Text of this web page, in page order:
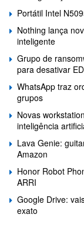
Portátil Intel
Nothing lança
inteligente
Grupo de
para desativar
WhatsApp traz
grupos
Novas
inteligência
Lava Genie:
Amazon
Honor Robot
ARRI
Google Drive:
exato